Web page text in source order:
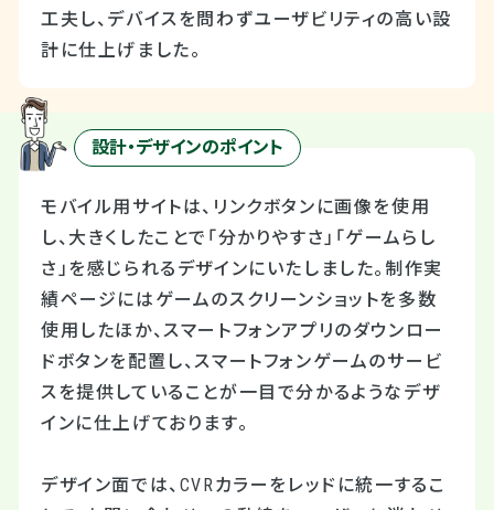
工夫し、デバイスを問わずユーザビリティの高い設
計に仕上げました。
設計・デザインのポイント
モバイル用サイトは、リンクボタンに画像を使用
し、大きくしたことで「分かりやすさ」「ゲームらし
さ」を感じられるデザインにいたしました。制作実
績ページにはゲームのスクリーンショットを多数
使用したほか、スマートフォンアプリのダウンロー
ドボタンを配置し、スマートフォンゲームのサービ
スを提供していることが一目で分かるようなデザ
インに仕上げております。
デザイン面では、CVRカラーをレッドに統一するこ